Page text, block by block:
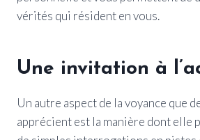
vérités qui résident en vous.
Une invitation à
Un autre aspect de la voyance que
apprécient est la manière dont elle